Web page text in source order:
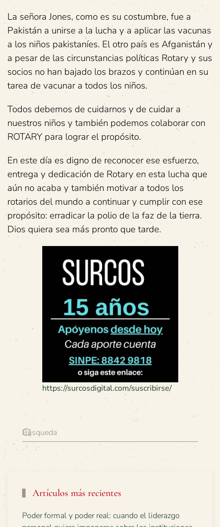
La señora Jones, como es su costumbre, fue a
Pakistán a unirse a la lucha y a aplicar las vacunas
a los niños pakistaníes. El otro país es Afganistán y
a pesar de las circunstancias políticas Rotary y sus
socios no han bajado los brazos y continúan en su
tarea de vacunar a todos los niños.
Todos debemos de cuidarnos y de cuidar a
nuestros niños y también podemos colaborar con
ROTARY para lograr el propósito.
En este día es digno de reconocer ese esfuerzo,
entrega y dedicación de Rotary en esta lucha que
aún no acaba y también motivar a todos los
rotarios del mundo a continuar y cumplir con ese
propósito: erradicar la polio de la faz de la tierra.
Dios quiera sea más pronto que tarde.
https://surcosdigital.com/suscribirse/
Artículos más recientes
Poder formal y poder real: cuando el liderazgo